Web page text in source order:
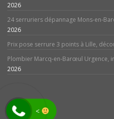
2026
24 serruriers dépannage Mons-en-
2026
Prix pose serrure 3 points à Lille,
Plombier Marcq-en-Barœul Urgence,
2026
avis <